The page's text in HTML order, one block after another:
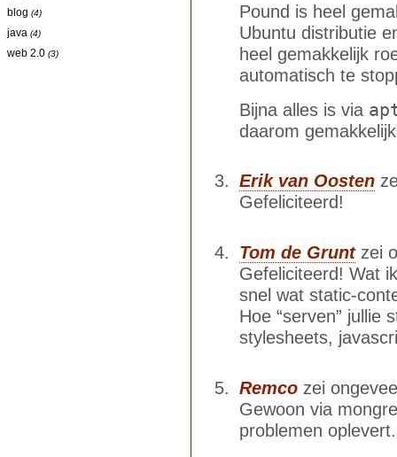
blog (4)
java (4)
web 2.0 (3)
Pound is heel
Ubuntu distributie
heel gemakkelijk
automatisch te
Bijna alles is via
daarom
Erik van Oosten
Gefeliciteerd!
Tom de Grunt zei
Gefeliciteerd! Wat
snel wat static-
Hoe “serven” jullie
stylesheets,
Remco zei
Gewoon via
problemen oplevert.